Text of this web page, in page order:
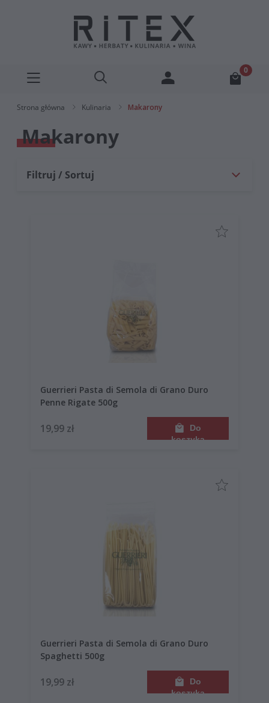
Strona główna Kulinaria Makarony
Makarony
Filtruj / Sortuj
Guerrieri Pasta di Semola di Grano Duro
Penne Rigate 500g
19,99 zł
Do
koszyka
Guerrieri Pasta di Semola di Grano Duro
Spaghetti 500g
19,99 zł
Do
koszyka